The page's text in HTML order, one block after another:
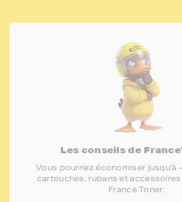
Les conseils de
Vous pourriez économiser jusqu'à
cartouches, rubans et
France Toner.